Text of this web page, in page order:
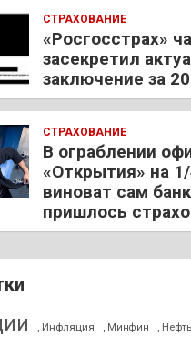
СТРАХОВАНИЕ
«Росгосстрах»
засекретил
заключение за
СТРАХОВАНИЕ
В ограблении
«Открытия» на
виноват сам
пришлось
, Инфляция , Минфин ,